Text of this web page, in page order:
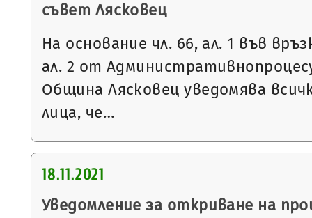
съвет Лясковец
На основание чл. 66, ал. 1 във
ал. 2 от
Община Лясковец уведомява
лица, че…
18.11.2021
Уведомление за откриване на